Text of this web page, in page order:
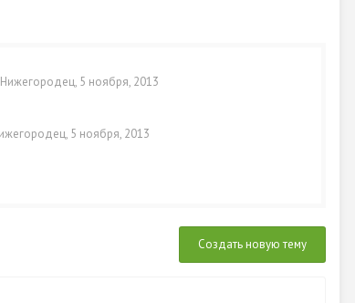
Нижегородец, 5 ноября, 2013
, 5 ноября, 2013
Создать новую тему